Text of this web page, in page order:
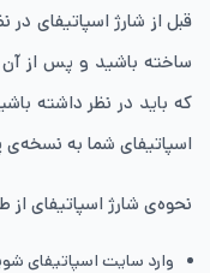
قبل از شارژ اسپاتیفای در
ساخته باشید و پس از آن
که باید در نظر داشته
اسپاتیفای شما به
نحوه‌ی شارژ اسپاتیفای
وارد سایت اسپاتیفای